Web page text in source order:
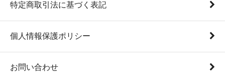
特定商取引法に基づく表記
個人情報保護ポリシー
お問い合わせ